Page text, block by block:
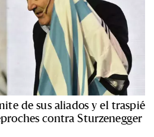
de sus aliados y el traspié
contra Sturzenegger